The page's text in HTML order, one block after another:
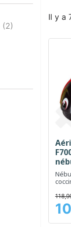
(2)
Il y a
plus
Prix